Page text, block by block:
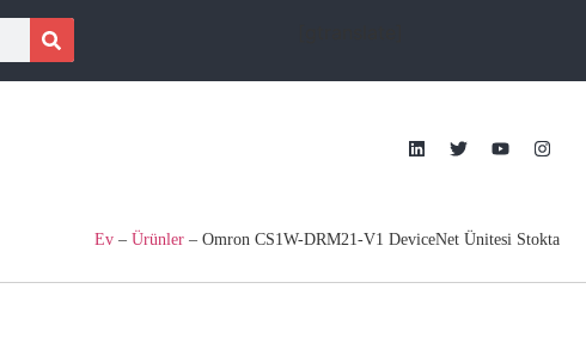
Ev – Ürünler – Omron CS1W-DRM21-V1 DeviceNet Ünitesi Stokta